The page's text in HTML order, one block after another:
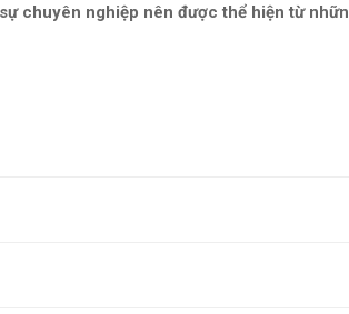
chuyên nghiệp nên được thể hiện từ